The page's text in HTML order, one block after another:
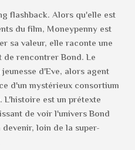
flashback. Alors qu'elle est
du film, Moneypenny est
sa valeur, elle raconte une
de rencontrer Bond. Le
d'Eve, alors agent
d'un mystérieux consortium
est un prétexte
de voir l'univers Bond
loin de la super-